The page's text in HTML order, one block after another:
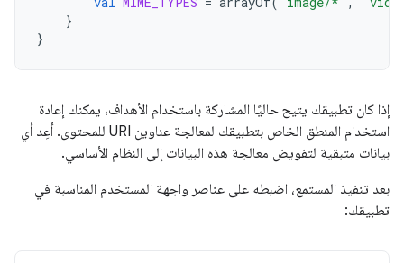
}
}
إذا كان تطبيقك يتيح حاليًا المشاركة باستخدام الأهداف، يمكنك إعادة
استخدام المنطق الخاص بتطبيقك لمعالجة عناوين URI للمحتوى. أعِد أي
بيانات متبقية لتفويض معالجة هذه البيانات إلى النظام الأساسي.
بعد تنفيذ المستمع، اضبطه على عناصر واجهة المستخدم المناسبة في
تطبيقك: